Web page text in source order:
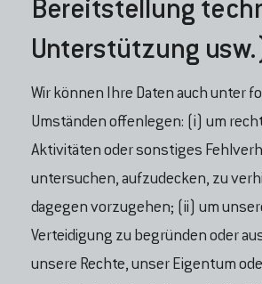
Bereitstellung
Unterstützung
Wir können Ihre Daten auch unter
Umständen offenlegen: (i) um
Aktivitäten oder sonstiges
untersuchen, aufzudecken, zu
dagegen vorzugehen; (ii) um
Verteidigung zu begründen oder
unsere Rechte, unser Eigentum